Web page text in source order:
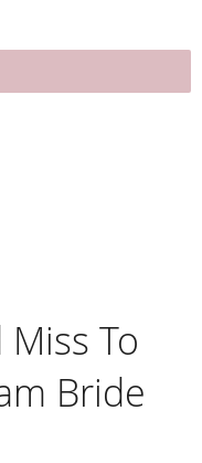
To
Bride